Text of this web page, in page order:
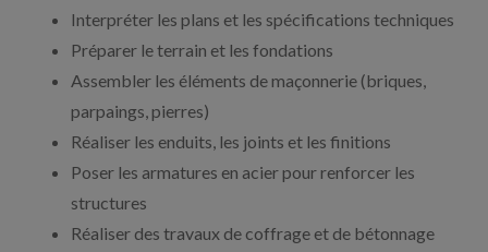
Interpréter les plans et les spécifications techniques
Préparer le terrain et les fondations
Assembler les éléments de maçonnerie (briques,
parpaings, pierres)
Réaliser les enduits, les joints et les finitions
Poser les armatures en acier pour renforcer les
structures
Réaliser des travaux de coffrage et de bétonnage